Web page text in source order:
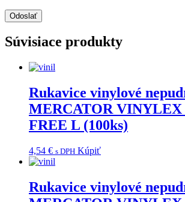
Súvisiace produkty
Rukavice vinylové
MERCATOR VINYLEX
FREE L (100ks)
4,54 € s DPH Kúpiť
Rukavice vinylové